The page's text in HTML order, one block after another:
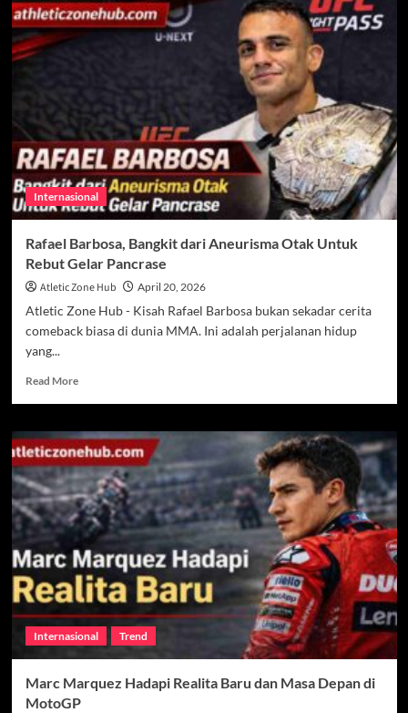
Meja
Indonesia
SEA
Youth
2026
Internasional
Rafael Barbosa, Bangkit dari Aneurisma Otak Untuk
Rebut Gelar Pancrase
Atletic Zone Hub April 20, 2026
Atletic Zone Hub - Kisah Rafael Barbosa bukan sekadar cerita
comeback biasa di dunia MMA. Ini adalah perjalanan hidup
yang...
Read MoreRead
Rafael
Barbosa,
Bangkit
dari
Aneurisma
Otak
Untuk
Rebut
Gelar
Pancrase
Internasional Trend
Marc Marquez Hadapi Realita Baru dan Masa Depan di
MotoGP